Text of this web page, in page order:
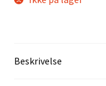
Beskrivelse